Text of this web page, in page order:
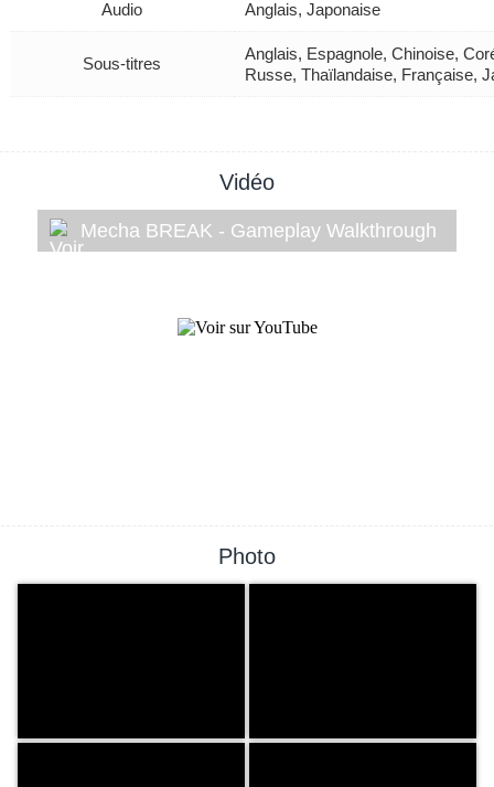
Audio Anglais, Japonaise
Sous-titres
Anglais, Espagnole, Chinoise,
Russe, Thaïlandaise, Française,
Vidéo
Mecha BREAK - Gameplay Walkthrough
Photo